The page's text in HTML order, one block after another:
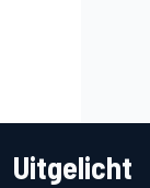
Uitgelicht